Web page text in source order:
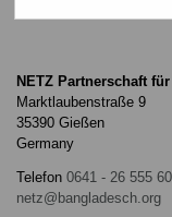
NETZ Partnerschaft
Marktlaubenstraße 9
35390 Gießen
Germany
Telefon 0641 - 26 555
netz@bangladesch.org